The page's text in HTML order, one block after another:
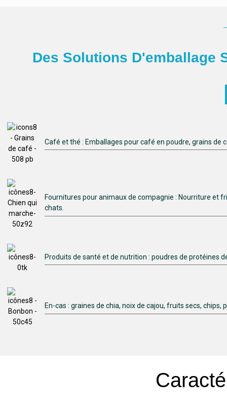
Des Solutions D'emballage
Café et thé : Emballages pour café en poudre, grains
Fournitures pour animaux de compagnie : Nourriture et
chats.
Produits de santé et de nutrition : poudres de protéines
En-cas : graines de chia, noix de cajou, fruits secs,